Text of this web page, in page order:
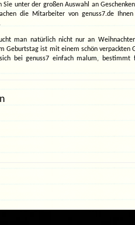
unter der großen Auswahl an
die Mitarbeiter von genuss7.de
man natürlich nicht nur an
Geburtstag ist mit einem schön verpackten
bei genuss7 einfach malum, bestimmt